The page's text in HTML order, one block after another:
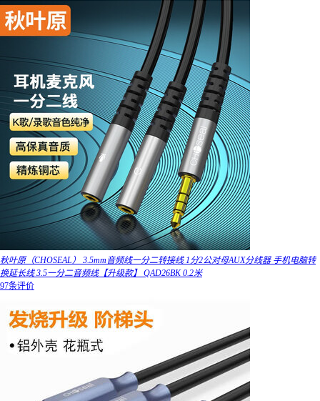
秋叶原（CHOSEAL） 3.5mm音频线一分二转接线 1分2公对母AUX分线器 手机电脑转
换延长线 3.5一分二音频线【升级款】 QAD26BK 0.2米
97条评价